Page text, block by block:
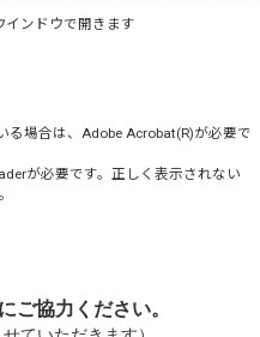
インドウで開きます
る場合は、Adobe Acrobat(R)が必要で
が必要です。正しく表示されない